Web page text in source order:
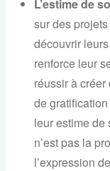
L’estime de
sur des
découvrir
renforce leur
réussir à
de
leur estime de
n’est pas la
l’expression